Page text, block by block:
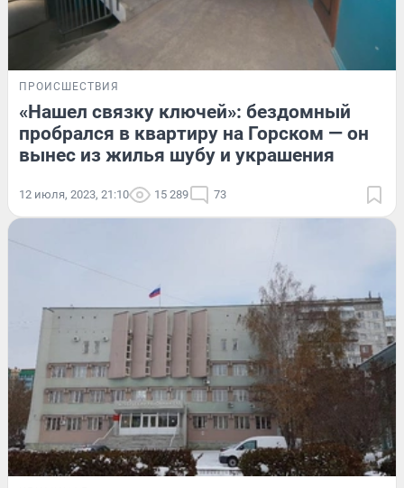
ПРОИСШЕСТВИЯ
«Нашел связку ключей»: бездомный
пробрался в квартиру на Горском — он
вынес из жилья шубу и украшения
12 июля, 2023, 21:10 15 289 73